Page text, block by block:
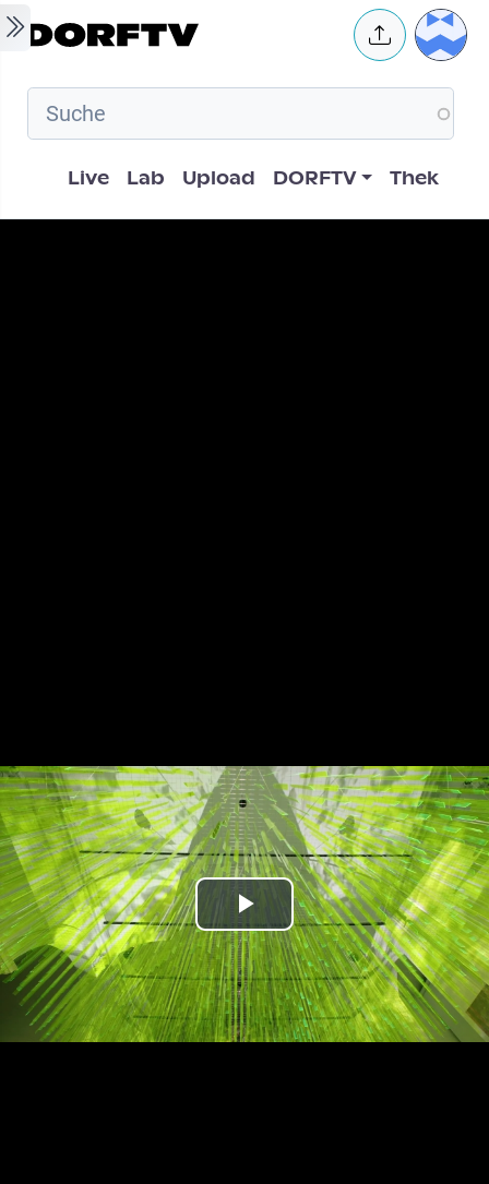
Skip to main content User
Hauptnavigation
Live Lab Upload DORFTV Thek
Play
Video